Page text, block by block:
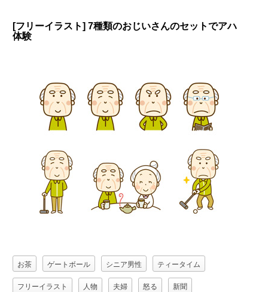
[フリーイラスト] 7種類のおじいさんのセットでアハ
体験
お茶 ゲートボール シニア男性 ティータイム
フリーイラスト 人物 夫婦 怒る 新聞